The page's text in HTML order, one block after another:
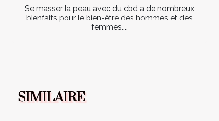
Se masser la peau avec du cbd a de nombreux
bienfaits pour le bien-être des hommes et des
femmes....
SIMILAIRE